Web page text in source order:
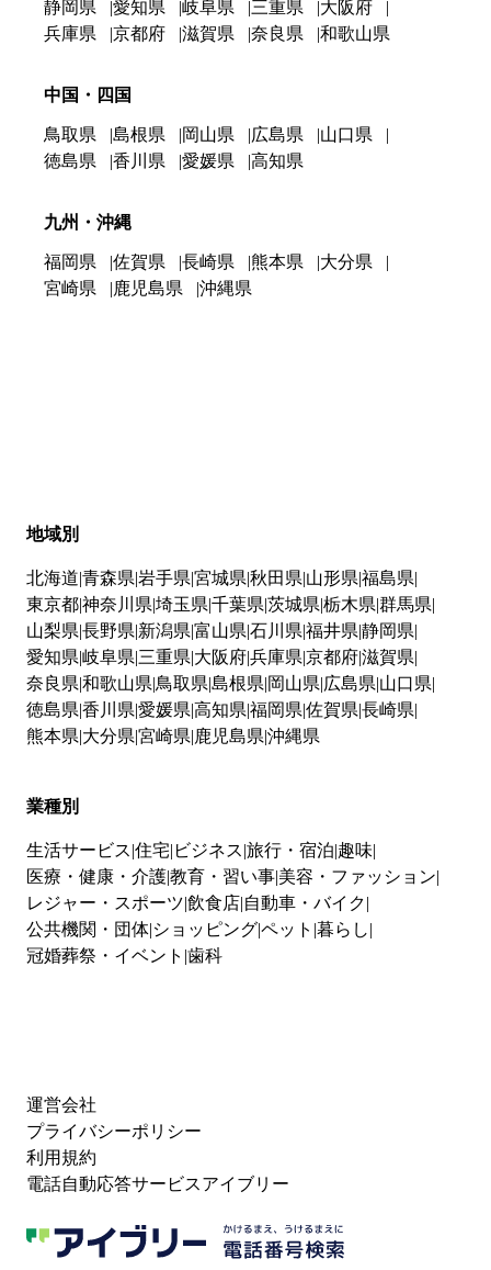
静岡県 愛知県 岐阜県 三重県
大阪府
兵庫県
京都府 滋賀県 奈良県 和歌山県
中国・四国
鳥取県 島根県 岡山県 広島県
山口県
徳島県
香川県 愛媛県 高知県
九州・沖縄
福岡県 佐賀県 長崎県 熊本県
大分県
宮崎県
鹿児島県 沖縄県
地域別
北海道 青森県 岩手県 宮城県 秋田県 山形県 福島県
東京都神奈川県 埼玉県 千葉県 茨城県 栃木県 群馬県
山梨県 長野県 新潟県 富山県 石川県 福井県 静岡県
愛知県 岐阜県 三重県 大阪府兵庫県 京都府滋賀県
奈良県 和歌山県 鳥取県 島根県 岡山県 広島県 山口県
徳島県 香川県 愛媛県 高知県 福岡県 佐賀県 長崎県
熊本県 大分県 宮崎県 鹿児島県 沖縄県
業種別
生活サービス 住宅 ビジネス 旅行・宿泊 趣味
医療・健康・介護教育・習い事 美容・ファッション
レジャー・スポーツ 飲食店 自動車・バイク
公共機関・団体 ショッピングペット 暮らし
冠婚葬祭・イベント 歯科
運営会社
プライバシーポリシー
利用規約
電話自動応答サービスアイブリー